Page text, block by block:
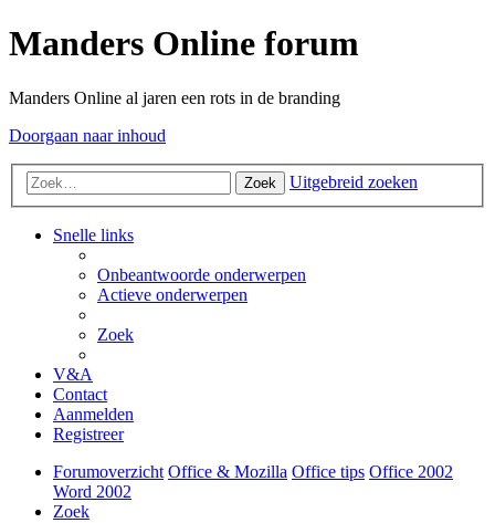
Manders Online forum
Manders Online al jaren een rots in de branding
Doorgaan naar inhoud
Zoek Uitgebreid zoeken
Snelle links
Onbeantwoorde onderwerpen
Actieve onderwerpen
Zoek
V&A
Contact
Aanmelden
Registreer
Forumoverzicht Office & Mozilla Office tips Office 2002
Word 2002
Zoek